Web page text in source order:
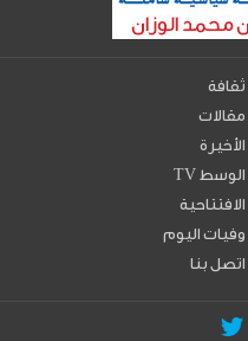
ثقافة
مقالات
الأخيرة
TV الوسط
الافتتاحية
وفيات اليوم
اتصل بنا